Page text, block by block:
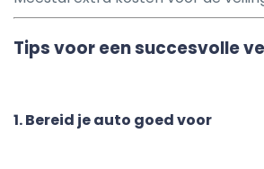
Tips voor een succesvolle
1.Bereid je auto goed voor